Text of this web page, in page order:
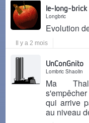
le-long-brick
Longbric
Evolution
Il y a 2 mois
UnConGnito
Lombric Shaolin
Ma
qui arrive
au niveau